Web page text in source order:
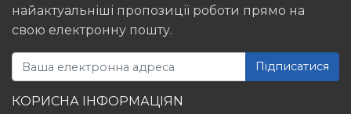
найактуальніші пропозиції роботи прямо на
свою електронну пошту.
Підписатися
КОРИСНА ІНФОРМАЦІЯN